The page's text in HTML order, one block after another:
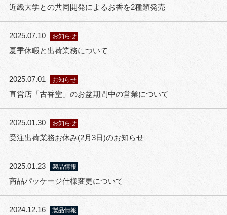
近畿大学との共同開発によるお香を2種類発売
2025.07.10 お知らせ
夏季休暇と出荷業務について
2025.07.01 お知らせ
直営店「古香堂」のお盆期間中の営業について
2025.01.30 お知らせ
受注出荷業務お休み(2月3日)のお知らせ
2025.01.23 製品情報
商品パッケージ仕様変更について
2024.12.16 製品情報